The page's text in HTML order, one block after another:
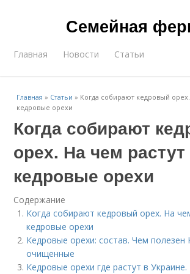
Семейная
Главная Новости Статьи
Главная » Статьи » Когда собирают кедровый
кедровые орехи
Когда собирают
орех. На чем растут
кедровые орехи
Содержание
Когда собирают кедровый орех. На
кедровые орехи
Кедровые орехи: состав. Чем полезен
очищенные
Кедровые орехи где растут в